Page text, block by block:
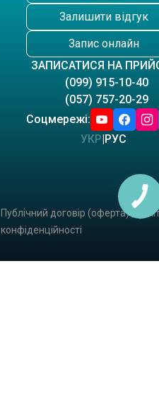
Залишити відгук
Запис онлайн
ЗАПИСАТИСЯ НА
(099) 915-10-40
(057) 757-20-29
Соцмережі:
УКР|РУС
Публічний договір (оферта)
конфіденційності